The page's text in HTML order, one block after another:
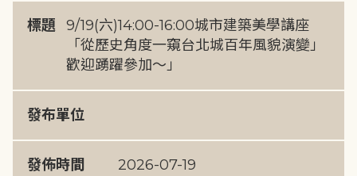
標題 9/19(六)14:00-16:00城市建築美學講座
「從歷史角度一窺台北城百年風貌演變」
歡迎踴躍參加～」
發布單位
發佈時間 2026-07-19